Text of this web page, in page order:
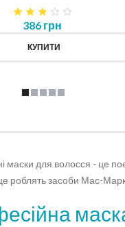
386 грн
КУПИТИ
маски для волосся - це
роблять засоби Мас-